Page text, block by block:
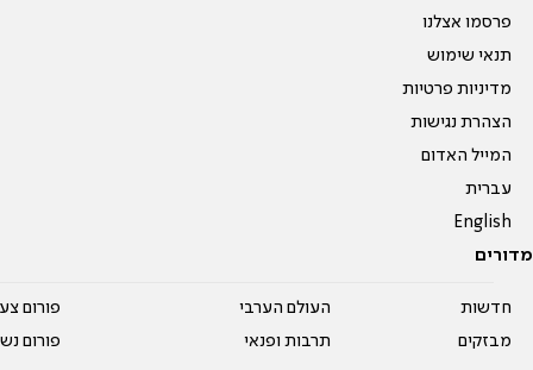
פרסמו אצלנו
תנאי שימוש
מדיניות פרטיות
הצהרת נגישות
המייל האדום
עברית
English
מדורים
חדשות
מבזקים
העולם הערבי
תרבות ופנאי
פורום
פורום